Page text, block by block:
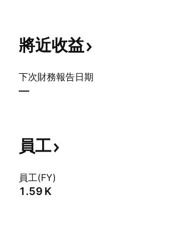
將近收益
下次財務報告日期
—
員工
員工(FY)
‪1.59 K‬